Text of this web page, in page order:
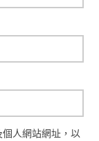
人網站網址，以